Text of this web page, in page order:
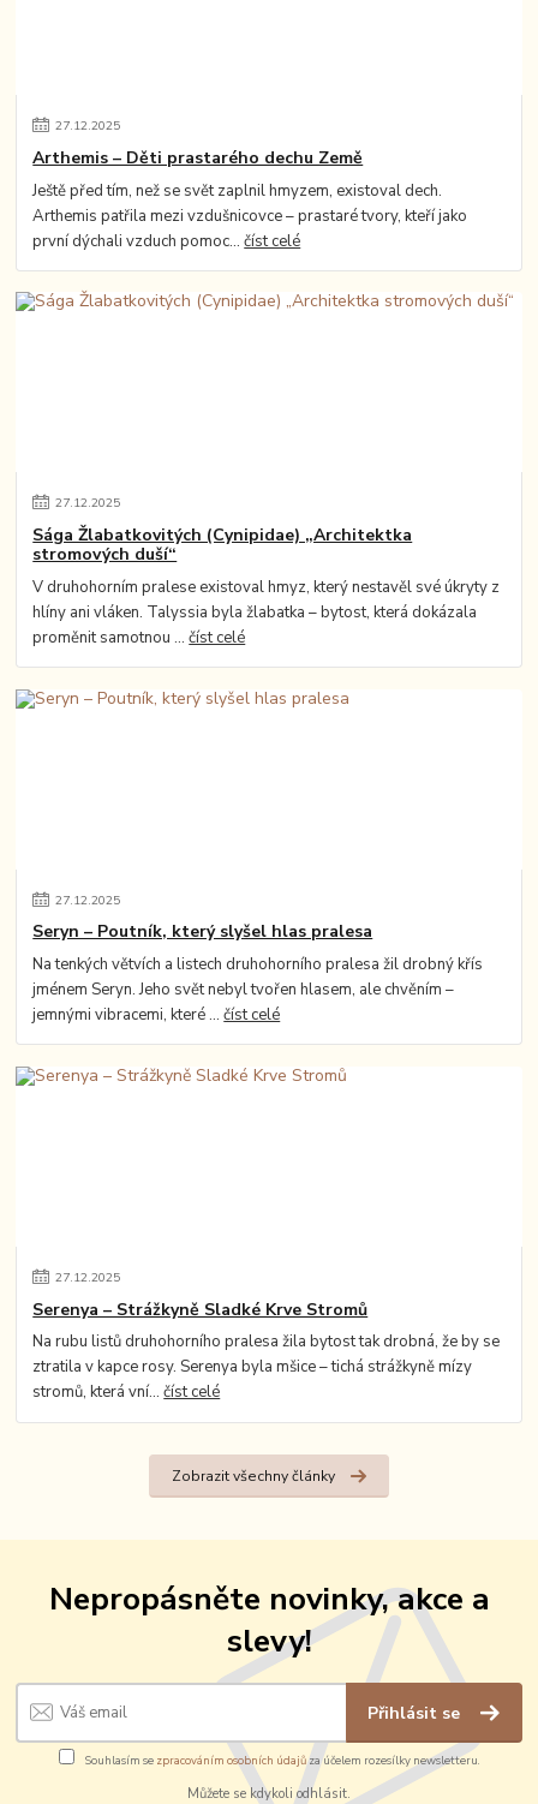
27.12.2025
Arthemis – Děti prastarého dechu Země
Ještě před tím, než se svět zaplnil hmyzem, existoval dech.
Arthemis patřila mezi vzdušnicovce – prastaré tvory, kteří jako
první dýchali vzduch pomoc...číst celé
27.12.2025
Sága Žlabatkovitých (Cynipidae) „Architektka
stromových duší“
V druhohorním pralese existoval hmyz, který nestavěl své úkryty z
hlíny ani vláken. Talyssia byla žlabatka – bytost, která dokázala
proměnit samotnou ...číst celé
27.12.2025
Seryn – Poutník, který slyšel hlas pralesa
Na tenkých větvích a listech druhohorního pralesa žil drobný křís
jménem Seryn. Jeho svět nebyl tvořen hlasem, ale chvěním –
jemnými vibracemi, které ...číst celé
27.12.2025
Serenya – Strážkyně Sladké Krve Stromů
Na rubu listů druhohorního pralesa žila bytost tak drobná, že by se
ztratila v kapce rosy. Serenya byla mšice – tichá strážkyně mízy
stromů, která vní...číst celé
Zobrazit všechny články
Nepropásněte novinky, akce a
slevy!
Přihlásit se
Souhlasím se zpracováním osobních údajůza účelem rozesílky newsletteru.
Můžete se kdykoli odhlásit.